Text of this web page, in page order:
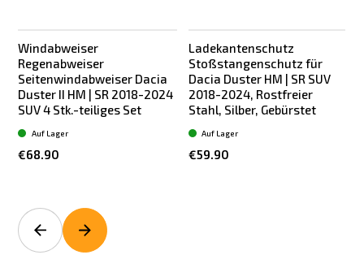
Windabweiser
Regenabweiser
Seitenwindabweiser Dacia
Duster II HM | SR 2018-2024
SUV 4 Stk.-teiliges Set
€68.90
Auf Lager
Ladekantenschutz
Stoßstangenschutz für
Dacia Duster HM | SR SUV
2018-2024, Rostfreier
Stahl, Silber, Gebürstet
€59.90
Auf Lager